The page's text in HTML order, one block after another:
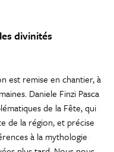
divinités
est remise en chantier, à
Daniele Finzi Pasca
de la Fête, qui
de la région, et précise
à la mythologie